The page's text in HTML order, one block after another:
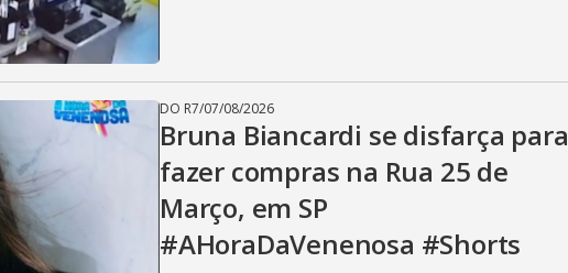
DO R7/07/08/2026
Bruna Biancardi se disfarça para
fazer compras na Rua 25 de
Março, em SP
#AHoraDaVenenosa #Shorts